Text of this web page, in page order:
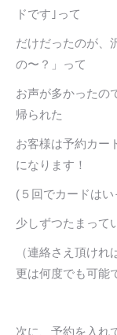
ドです｣って
だけだったのが、
の〜？」って
お声が多かったの
帰られた
お客様は予約カー
になります！
(５回でカードは
少しずつたまって
（連絡さえ頂け
更は何度でも可能
次に、予約を入れ